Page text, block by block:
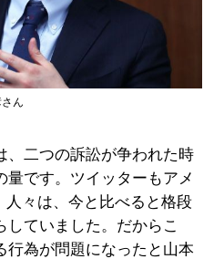
ん
、二つの訴訟が争われた時
量です。ツイッターもアメ
人々は、今と比べると格段
ていました。だからこ
行為が問題になったと山本